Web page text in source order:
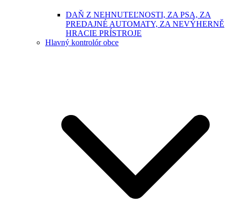
DAŇ Z NEHNUTEĽNOSTI, ZA PSA, ZA
PREDAJNÉ AUTOMATY, ZA NEVÝHERNĚ
HRACIE PRÍSTROJE
Hlavný kontrolór obce